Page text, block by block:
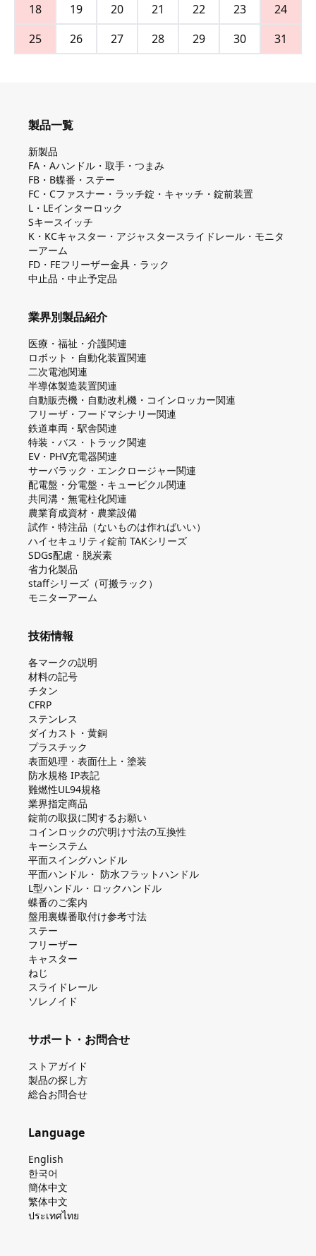
18
19 20 21 22 23
24
25
26 27 28 29 30 31
製品一覧
新製品
FA・Aハンドル・取手・つまみ
FB・B蝶番・ステー
FC・Cファスナー・ラッチ錠・キャッチ・錠前装置
L・LEインターロック
Sキースイッチ
K・KCキャスター・アジャスタースライドレール・モニタ
ーアーム
FD・FEフリーザー金具・ラック
中止品・中止予定品
業界別製品紹介
医療・福祉・介護関連
ロボット・自動化装置関連
二次電池関連
半導体製造装置関連
自動販売機・自動改札機・コインロッカー関連
フリーザ・フードマシナリー関連
鉄道車両・駅舎関連
特装・バス・トラック関連
EV・PHV充電器関連
サーバラック・エンクロージャー関連
配電盤・分電盤・キュービクル関連
共同溝・無電柱化関連
農業育成資材・農業設備
試作・特注品（ないものは作ればいい）
ハイセキュリティ錠前 TAKシリーズ
SDGs配慮・脱炭素
省力化製品
staffシリーズ（可搬ラック）
モニターアーム
技術情報
各マークの説明
材料の記号
チタン
CFRP
ステンレス
ダイカスト・⻩銅
プラスチック
表面処理・表面仕上・塗装
防⽔規格 IP表記
難燃性UL94規格
業界指定商品
錠前の取扱に関するお願い
コインロックの⽳明け⼨法の互換性
キーシステム
平⾯スイングハンドル
平⾯ハンドル・ 防⽔フラットハンドル
L型ハンドル・ロックハンドル
蝶番のご案内
盤⽤裏蝶番取付け参考⼨法
ステー
フリーザー
キャスター
ねじ
スライドレール
ソレノイド
サポート・お問合せ
ストアガイド
製品の探し⽅
総合お問合せ
Language
English
한국어
簡体中文
繁体中文
ประเทศไทย